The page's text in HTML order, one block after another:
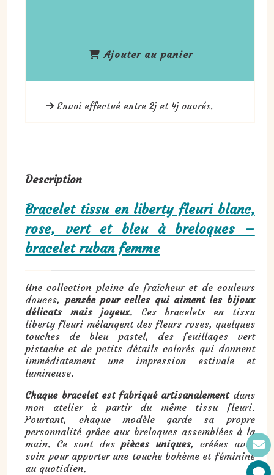
Ajouter au panier
Envoi effectué entre 2j et 4j ouvrés.
Description
Bracelet tissu en liberty fleuri blanc,
rose, vert et bleu à breloques –
bracelet ruban femme
Une collection pleine de fraîcheur et de couleurs
douces, pensée pour celles qui aiment les bijoux
délicats mais joyeux. Ces bracelets en tissu
liberty fleuri mélangent des fleurs roses, quelques
touches de bleu pastel, des feuillages vert
pistache et de petits détails colorés qui donnent
immédiatement une impression estivale et
lumineuse.
Chaque bracelet est fabriqué artisanalementdans
mon atelier à partir du même tissu fleuri.
Pourtant, chaque modèle garde sa propre
personnalité grâce aux breloques assemblées à la
main. Ce sont des pièces uniques, créées avec
soin pour apporter une touche bohème et féminine
au quotidien.